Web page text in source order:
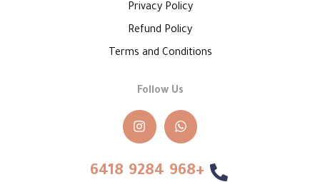
Privacy Policy
Refund Policy
Terms and Conditions
Follow Us
+968 9284 6418